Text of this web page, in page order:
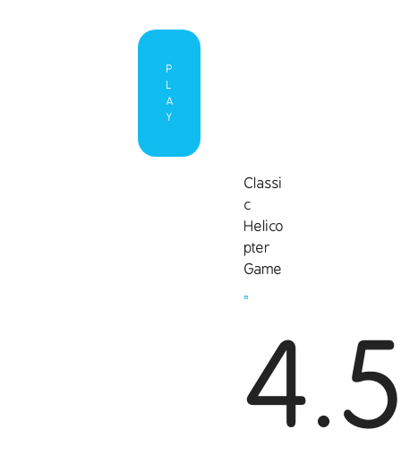
P
L
A
Y
Classi
c
Helico
pter
Game